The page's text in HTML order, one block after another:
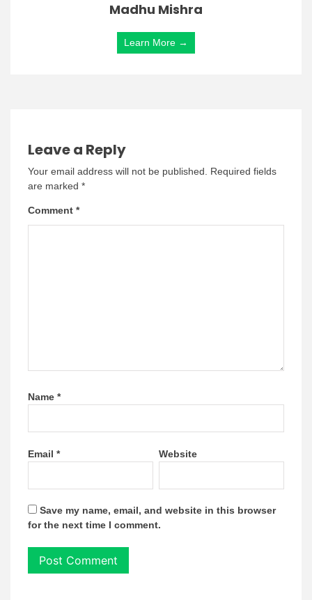
Madhu Mishra
Learn More →
Leave a Reply
Your email address will not be published.
Required fields
are marked *
Comment *
Name *
Email * Website
Save my name, email, and website in this browser
for the next time I comment.